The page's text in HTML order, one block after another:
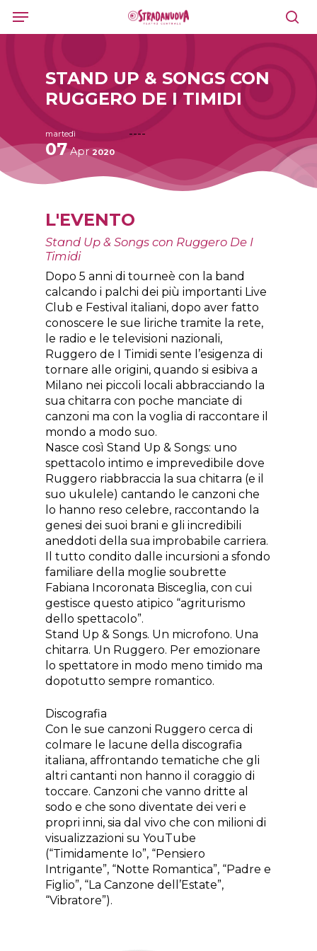
main
Menu
STAND UP & SONGS CON
RUGGERO DE I TIMIDI
martedì
07 Apr 2020
----
L'EVENTO
Stand Up & Songs con Ruggero De I
Timidi
Dopo 5 anni di tourneè con la band
calcando i palchi dei più importanti Live
Club e Festival italiani, dopo aver fatto
conoscere le sue liriche tramite la rete,
le radio e le televisioni nazionali,
Ruggero de I Timidi sente l’esigenza di
tornare alle origini, quando si esibiva a
Milano nei piccoli locali abbracciando la
sua chitarra con poche manciate di
canzoni ma con la voglia di raccontare il
mondo a modo suo.
Nasce così Stand Up & Songs: uno
spettacolo intimo e imprevedibile dove
Ruggero riabbraccia la sua chitarra (e il
suo ukulele) cantando le canzoni che
lo hanno reso celebre, raccontando la
genesi dei suoi brani e gli incredibili
aneddoti della sua improbabile carriera.
Il tutto condito dalle incursioni a sfondo
familiare della moglie soubrette
Fabiana Incoronata Bisceglia, con cui
gestisce questo atipico “agriturismo
dello spettacolo”.
Stand Up & Songs. Un microfono. Una
chitarra. Un Ruggero. Per emozionare
lo spettatore in modo meno timido ma
dopotutto sempre romantico.
Discografia
Con le sue canzoni Ruggero cerca di
colmare le lacune della discografia
italiana, affrontando tematiche che gli
altri cantanti non hanno il coraggio di
toccare. Canzoni che vanno dritte al
sodo e che sono diventate dei veri e
propri inni, sia dal vivo che con milioni di
visualizzazioni su YouTube
(“Timidamente Io”, “Pensiero
Intrigante”, “Notte Romantica”, “Padre e
Figlio”, “La Canzone dell’Estate”,
“Vibratore”).